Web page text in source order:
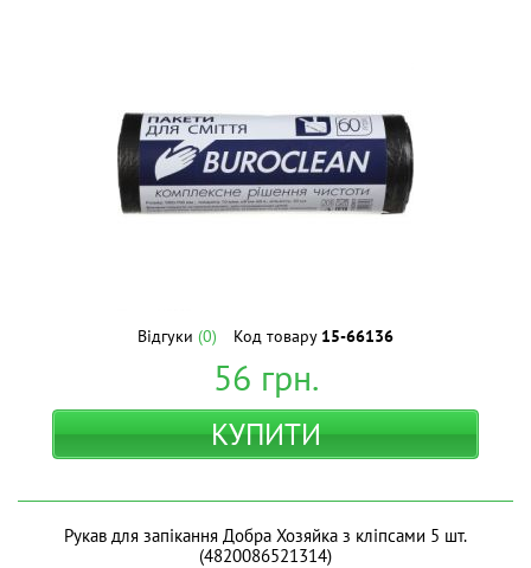
Відгуки (0) Код товару 15-66136
56 грн.
КУПИТИ
Рукав для запікання Добра Хозяйка з кліпсами 5 шт.
(4820086521314)